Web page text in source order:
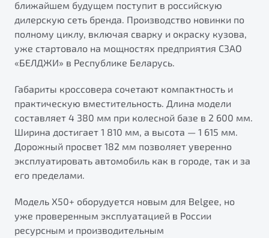
от 1 699 990 ₽*
Обзор В наличии
Универсальный кроссовер
от 2 499 990 ₽*
автомобиля Belgee
Подробно
Автомобили в наличии
Тест-драйв
Автокредит
Спецпредложения
"Помощь на дорогах"
Преимущества программы
Запись на сервис
Клиентская поддержка
ближайшем будущем поступит в российскую
дилерскую сеть бренда. Производство новинки по
полному циклу, включая сварку и окраску кузова,
уже стартовало на мощностях предприятия СЗАО
«БЕЛДЖИ» в Республике Беларусь.
Габариты кроссовера сочетают компактность и
практическую вместительность. Длина модели
составляет 4 380 мм при колесной базе в 2 600 мм.
Ширина достигает 1 810 мм, а высота — 1 615 мм.
Дорожный просвет 182 мм позволяет уверенно
эксплуатировать автомобиль как в городе, так и за
его пределами.
Модель X50+ оборудуется новым для Belgee, но
уже проверенным эксплуатацией в России
ресурсным и производительным